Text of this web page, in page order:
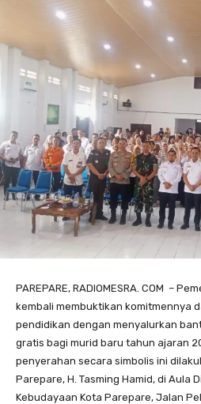
PAREPARE, RADIOMESRA. COM –
kembali membuktikan komitmennya
pendidikan dengan menyalurkan
gratis bagi murid baru tahun ajaran
penyerahan secara simbolis ini
Parepare, H. Tasming Hamid, di Aula
Kebudayaan Kota Parepare, Jalan